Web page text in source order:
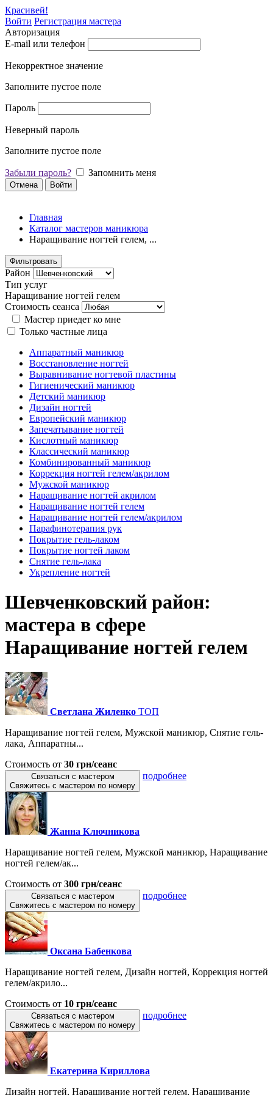
Красивей!
Войти Регистрация мастера
Авторизация
E-mail или телефон
Некорректное значение
Заполните пустое поле
Пароль
Неверный пароль
Заполните пустое поле
Забыли пароль? Запомнить меня
Отмена Войти
Главная
Каталог мастеров маникюра
Наращивание ногтей гелем, ...
Фильтровать
Район
Тип услуг
Наращивание ногтей гелем
Стоимость сеанса
Мастер приедет ко мне
Только частные лица
Аппаратный маникюр
Восстановление ногтей
Выравнивание ногтевой пластины
Гигиенический маникюр
Детский маникюр
Дизайн ногтей
Европейский маникюр
Запечатывание ногтей
Кислотный маникюр
Классический маникюр
Комбинированный маникюр
Коррекция ногтей гелем/акрилом
Мужской маникюр
Наращивание ногтей акрилом
Наращивание ногтей гелем
Наращивание ногтей гелем/акрилом
Парафинотерапия рук
Покрытие гель-лаком
Покрытие ногтей лаком
Снятие гель-лака
Укрепление ногтей
Шевченковский район:
мастера в сфере
Наращивание ногтей гелем
Светлана Жиленко ТОП
Наращивание ногтей гелем, Мужской маникюр, Снятие гель-
лака, Аппаратны...
Стоимость от 30 грн/сеанс
Связаться с мастером
Свяжитесь с мастером по номеру
подробнее
Жанна Ключникова
Наращивание ногтей гелем, Мужской маникюр, Наращивание
ногтей гелем/ак...
Стоимость от 300 грн/сеанс
Связаться с мастером
Свяжитесь с мастером по номеру
подробнее
Оксана Бабенкова
Наращивание ногтей гелем, Дизайн ногтей, Коррекция ногтей
гелем/акрило...
Стоимость от 10 грн/сеанс
Связаться с мастером
Свяжитесь с мастером по номеру
подробнее
Екатерина Кириллова
Дизайн ногтей, Наращивание ногтей гелем, Наращивание